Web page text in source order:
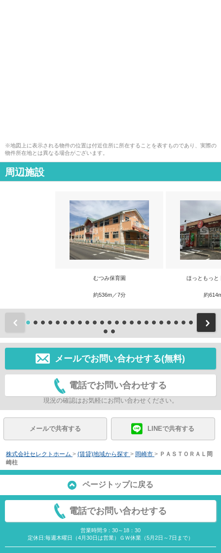
※地図上に表示される物件の位置は付近住所に所在することを表すものであり、実際の
物件所在地とは異なる場合がございます。
周辺施設
むつみ保育園
約536m／7分
ほっともっと
約
前
メールでお問い合わせする(無料)
電話でお問い合わせする
現況の確認はお気軽にお問い合わせください。
メールで共有する LINEで共有する
株式会社セレクトホーム > (賃貸)地域から探す > 岡崎市 > ＰＡＳＴＯＲＡＬ岡
崎柱
ページトップに戻る
電話でお問い合わせする
営業時間:9：30～18：30
定休日:毎週木曜日（4月30日は営業）ＧＷ休業（5月2日～7日まで）